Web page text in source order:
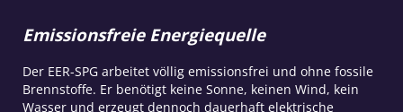
Emissionsfreie Energiequelle
Der EER-SPG arbeitet völlig emissionsfrei und ohne fossile
Brennstoffe. Er benötigt keine Sonne, keinen Wind, kein
Wasser und erzeugt dennoch dauerhaft elektrische